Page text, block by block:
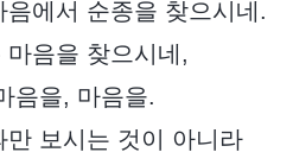
에서 순종을 찾으시네.
마음을 찾으시네,
음을, 마음을.
보시는 것이 아니라